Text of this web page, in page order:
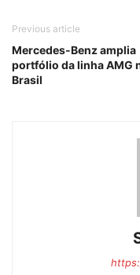
Previous article
Mercedes-Benz amplia
portfólio da linha AMG
Brasil